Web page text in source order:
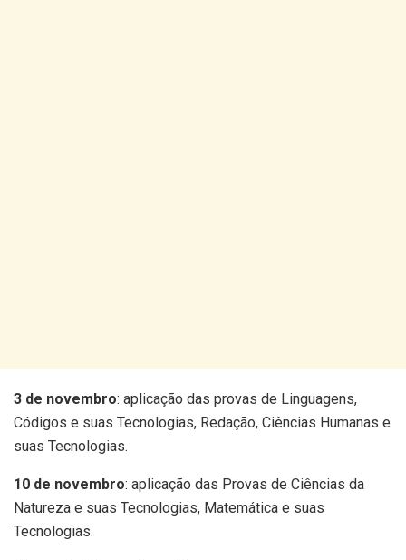
3 de novembro: aplicação das provas de Linguagens,
Códigos e suas Tecnologias, Redação, Ciências Humanas e
suas Tecnologias.
10 de novembro: aplicação das Provas de Ciências da
Natureza e suas Tecnologias, Matemática e suas
Tecnologias.